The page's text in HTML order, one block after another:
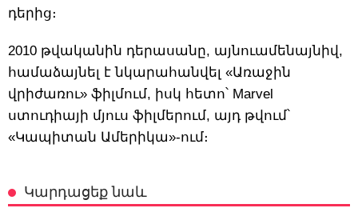
դերից։
2010 թվականին դերասանը, այնուամենայնիվ,
համաձայնել է նկարահանվել «Առաջին
վրիժառու» ֆիլմում, իսկ հետո՝ Marvel
ստուդիայի մյուս ֆիլմերում, այդ թվում՝
«Կապիտան Ամերիկա»-ում։
Կարդացեք նաև